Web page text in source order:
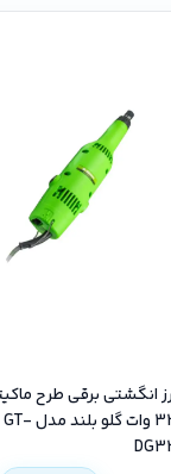
انگشتی برقی طرح
320 وات گلو بلند مدل GT-